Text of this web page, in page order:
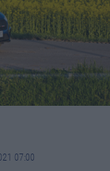
07:00